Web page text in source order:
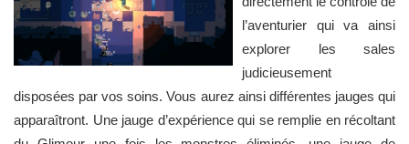
l’aventurier qui va ainsi
explorer les sales
judicieusement
disposées par vos soins. Vous aurez ainsi différentes jauges qui
apparaîtront. Une jauge d’expérience qui se remplie en récoltant